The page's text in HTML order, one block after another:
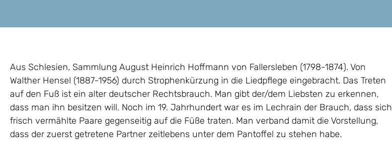
Aus Schlesien, Sammlung August Heinrich Hoffmann von Fallersleben (1798-1874). Von
Walther Hensel (1887-1956) durch Strophenkürzung in die Liedpflege eingebracht. Das Treten
auf den Fuß ist ein alter deutscher Rechtsbrauch. Man gibt der/dem Liebsten zu erkennen,
dass man ihn besitzen will. Noch im 19. Jahrhundert war es im Lechrain der Brauch, dass sich
frisch vermählte Paare gegenseitig auf die Füße traten. Man verband damit die Vorstellung,
dass der zuerst getretene Partner zeitlebens unter dem Pantoffel zu stehen habe.